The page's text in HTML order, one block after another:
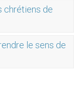
chrétiens de
le sens de